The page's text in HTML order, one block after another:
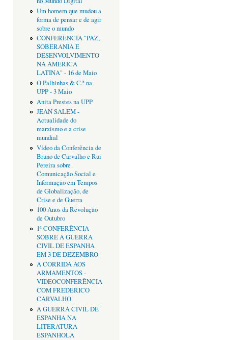
Um homem que mudou a
forma de pensar e de agir
sobre o mundo
CONFERÊNCIA "PAZ,
SOBERANIA E
DESENVOLVIMENTO
NA AMÉRICA
LATINA" - 16 de Maio
O Palhinhas & C.ª na
UPP - 3 Maio
Anita Prestes na UPP
JEAN SALEM -
Actualidade do
marxismo e a crise
mundial
Vídeo da Conferência de
Bruno de Carvalho e Rui
Pereira sobre
Comunicação Social e
Informação em Tempos
de Globalização, de
Crise e de Guerra
100 Anos da Revolução
de Outubro
1ª CONFERÊNCIA
SOBRE A GUERRA
CIVIL DE ESPANHA
EM 3 DE DEZEMBRO
A CORRIDA AOS
ARMAMENTOS -
VIDEOCONFERÊNCIA
COM FREDERICO
CARVALHO
A GUERRA CIVIL DE
ESPANHA NA
LITERATURA
ESPANHOLA